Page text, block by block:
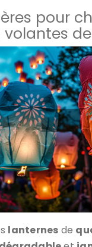
pour
volantes
lanternes de